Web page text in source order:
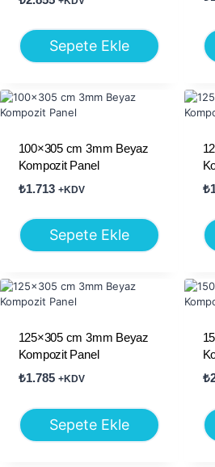
Sepete Ekle
100×305 cm 3mm Beyaz
Kompozit Panel
₺1.713 +KDV
Sepete Ekle
₺
125×305 cm 3mm Beyaz
Kompozit Panel
₺1.785 +KDV
Sepete Ekle
₺